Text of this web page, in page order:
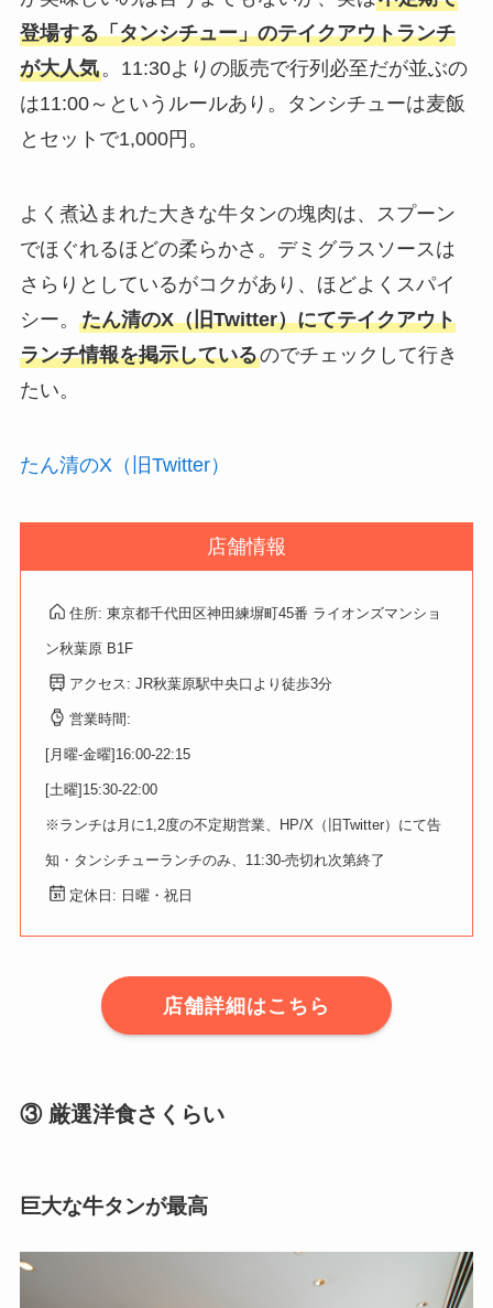
登場する「タンシチュー」のテイクアウトランチ
が大人気。11:30よりの販売で行列必至だが並ぶの
は11:00～というルールあり。タンシチューは麦飯
とセットで1,000円。
よく煮込まれた大きな牛タンの塊肉は、スプーン
でほぐれるほどの柔らかさ。デミグラスソースは
さらりとしているがコクがあり、ほどよくスパイ
シー。 たん清のX（旧Twitter）にてテイクアウト
ランチ情報を掲示しているのでチェックして行き
たい。
たん清のX（旧Twitter）
店舗情報
住所: 東京都千代田区神田練塀町45番 ライオンズマンショ
ン秋葉原 B1F
アクセス: JR秋葉原駅中央口より徒歩3分
営業時間:
[月曜-金曜]16:00-22:15
[土曜]15:30-22:00
※ランチは月に1,2度の不定期営業、HP/X（旧Twitter）にて告
知・タンシチューランチのみ、11:30-売切れ次第終了
定休日: 日曜・祝日
店舗詳細はこちら
③ 厳選洋食さくらい
巨大な牛タンが最高